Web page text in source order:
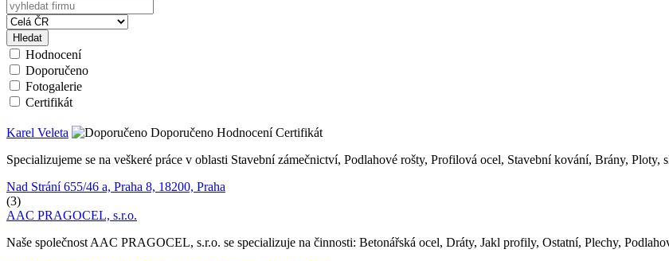
Hledat
Hodnocení
Doporučeno
Fotogalerie
Certifikát
Karel Veleta Doporučeno Hodnocení Certifikát
Specializujeme se na veškeré práce v oblasti Stavební zámečnictví, Podlahové rošty, Profilová ocel, Stavební kování, Brány,
Nad Strání 655/46 a, Praha 8, 18200, Praha
(3)
AAC PRAGOCEL, s.r.o.
Naše společnost AAC PRAGOCEL, s.r.o. se specializuje na činnosti: Betonářská ocel, Dráty, Jakl profily, Ostatní, Plechy,